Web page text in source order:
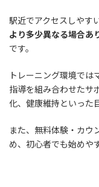
駅近でアクセスしやす
より多少異なる場合あ
です。
トレーニング環境では
指導を組み合わせたサ
化、健康維持といった
また、無料体験・カウ
め、初心者でも始めや